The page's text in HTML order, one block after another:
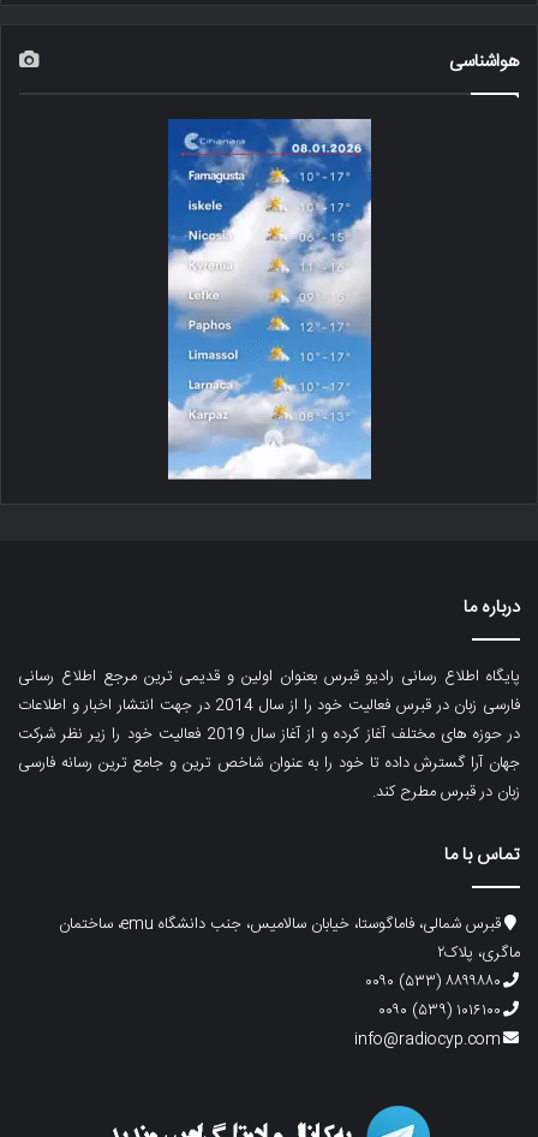
هواشناسی
درباره ما
پایگاه اطلاع رسانی رادیو قبرس بعنوان اولین و قدیمی ترین مرجع اطلاع رسانی
فارسی زبان در قبرس فعالیت خود را از سال 2014 در جهت انتشار اخبار و اطلاعات
در حوزه های مختلف آغاز کرده و از آغاز سال 2019 فعالیت خود را زیر نظر شرکت
جهان آرا گسترش داده تا خود را به عنوان شاخص ترین و جامع ترین رسانه فارسی
زبان در قبرس مطرح کند.
تماس با ما
قبرس شمالی، فاماگوستا، خیابان سالامیس، جنب دانشگاه emu، ساختمان
ماگری، پلاک۲
۸۸۹۹۸۸۰ (۵۳۳) ۰۰۹۰
۱۰۱۶۱۰۰ (۵۳۹) ۰۰۹۰
info@radiocyp.com